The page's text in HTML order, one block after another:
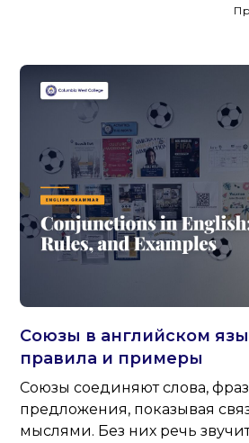
Союзы в английском
правила и примеры
Союзы соединяют слова,
предложения, показывая
мыслями. Без них речь